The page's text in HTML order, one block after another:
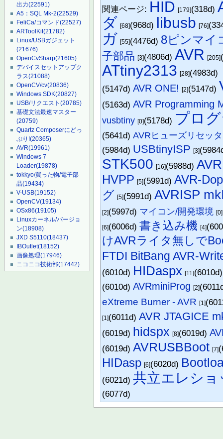
出力(22591)
A5：SQL Mk-2(22529)
FeliCa/コマンド(22527)
ARToolKit(21782)
Linux/USBガジェット
(21676)
OpenCvSharp(21605)
デバイスセットアップク
ラス(21088)
OpenCV/cv(20836)
Windows SDK(20827)
USB/リクエスト(20785)
基礎文法最速マスター
(20759)
Quartz Composerにどっ
ぷり!(20365)
AVR(19961)
Windows 7
Loader(19878)
tokkyo/買った物/電子部
品(19434)
V-USB(19152)
OpenCV(19134)
OSx86(19105)
Linuxカーネル/バージョ
ン(18908)
JXD S5110(18437)
IBOutlet(18152)
画像処理(17946)
ニコニコ技術部(17442)
関連ページ: HID [179](318d)
ダ [68](968d) libusb [76]
ガ [55](4476d) 8ピンマイ
子部品 [3](4806d)AVR [205]
ATtiny2313 [28](4983d)
(5147d)AVR ONE! [2](5147d)
(5163d)AVR Programming
vusbtiny [0](5178d) プロ
(5641d)AVRヒューズリセッタ
(5984d) USBtinyISP [3]
STK500 [16](5988d)
HVPP [5](5991d)AVR-
グ [5](5991d)AVRISP
[2](5997d) マイコン/開発環境 [0]
[6](6006d)書き込み機 [4]
けAVRライタ無しで
FTDI BitBang AVR-
(6010d) HIDaspx [11]
(6010d)AVRminiProg [2]
eXtreme Burner - AVR [1]
[1](6011d)AVR JTAGICE
(6019d) hidspx [8](6019d)
(6019d)AVRUSBBoot [7]
HIDasp [6](6020d)
(6021d)共立エレショ
(6077d)